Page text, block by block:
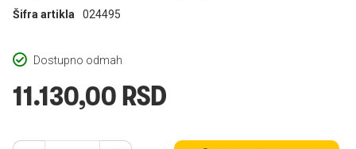
Dostupno odmah
Šifra artikla 024495
11.130,00 RSD